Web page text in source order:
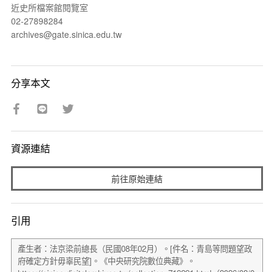
近史所檔案館閱覽室
02-27898284
archives@gate.sinica.edu.tw
分享本文
資源連結
前往原始連結
引用